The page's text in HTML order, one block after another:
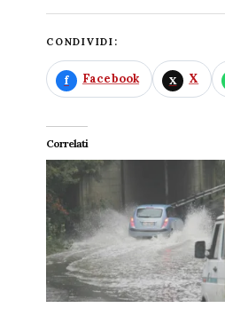
CONDIVIDI:
Facebook X
Correlati